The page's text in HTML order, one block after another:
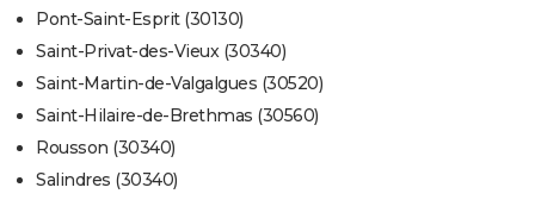
Pont-Saint-Esprit (30130)
Saint-Privat-des-Vieux (30340)
Saint-Martin-de-Valgalgues (30520)
Saint-Hilaire-de-Brethmas (30560)
Rousson (30340)
Salindres (30340)